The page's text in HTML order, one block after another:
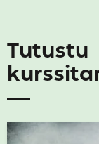
Tutustu